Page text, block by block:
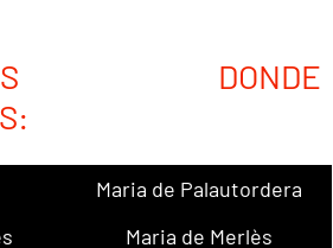
DONDE
Maria de Palautordera
Maria de Merlès